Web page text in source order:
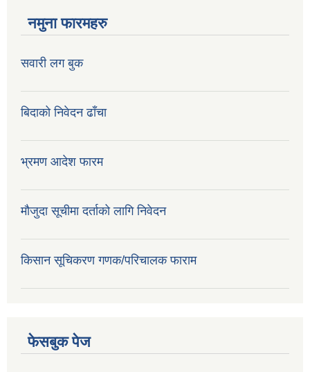
नमुना फारमहरु
सवारी लग बुक
बिदाको निवेदन ढाँचा
भ्रमण आदेश फारम
मौजुदा सूचीमा दर्ताको लागि निवेदन
किसान सूचिकरण गणक/परिचालक फाराम
फेसबुक पेज